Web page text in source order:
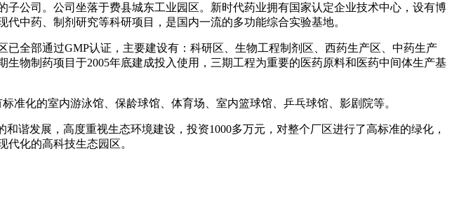
公司。公司坐落于费县城东工业园区。新时代药业拥有国家认定企业技术中心，设有博
中药、制剂研究等科研项目，是国内一流的多功能综合实验基地。
全部通过GMP认证，主要建设有：科研区、生物工程制剂区、西药生产区、中药生产
物制药项目于2005年底建成投入使用，三期工程为重要的医药原料和医药中间体生产基
准化的室内游泳馆、保龄球馆、体育场、室内篮球馆、乒乓球馆、影剧院等。
谐发展，高度重视生态环境建设，投资1000多万元，对整个厂区进行了高标准的绿化，
化的高科技生态园区。